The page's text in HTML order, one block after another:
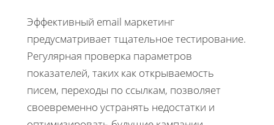
Эффективный email маркетинг
предусматривает тщательное тестирование.
Регулярная проверка параметров
показателей, таких как открываемость
писем, переходы по ссылкам, позволяет
своевременно устранять недостатки и